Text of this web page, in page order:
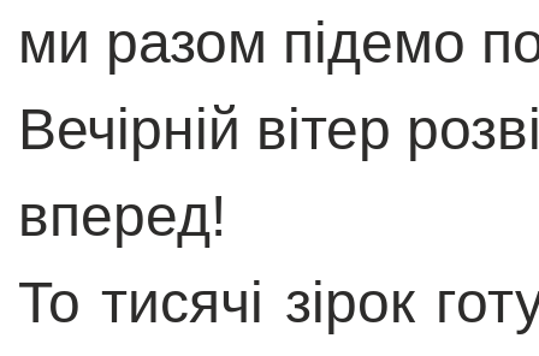
ми разом підемо
Вечірній вітер
вперед!
То тисячі зірок